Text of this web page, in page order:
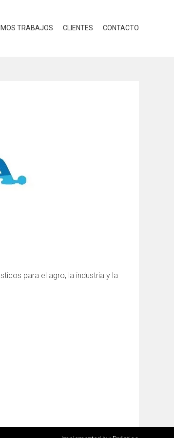
TRABAJOS CLIENTES CONTACTO
para el agro, la industria y la